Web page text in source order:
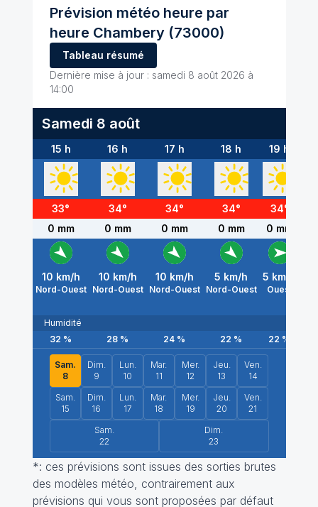
Prévision météo heure par
heure Chambery (73000)
Tableau résumé
Dernière mise à jour : samedi 8 août 2026 à
14:00
Samedi 8 août
15 h 16 h 17 h 18 h 19 h
33° 34° 34° 34° 34°
0 mm
0 mm 0 mm 0 mm 0 mm
10 km/h
Nord-Ouest
10 km/h
Nord-Ouest
10 km/h
Nord-Ouest
5 km/h
Nord-Ouest
5 km/h
Ouest
Humidité
32 % 28 % 24 % 22 % 22 %
Sam.
8
Dim.
9
Lun.
10
Mar.
11
Mer.
12
Jeu.
13
Ven.
14
Sam.
15
Dim.
16
Lun.
17
Mar.
18
Mer.
19
Jeu.
20
Ven.
21
Sam.
22
Dim.
23
*: ces prévisions sont issues des sorties brutes
des modèles météo, contrairement aux
prévisions qui vous sont proposées par défaut